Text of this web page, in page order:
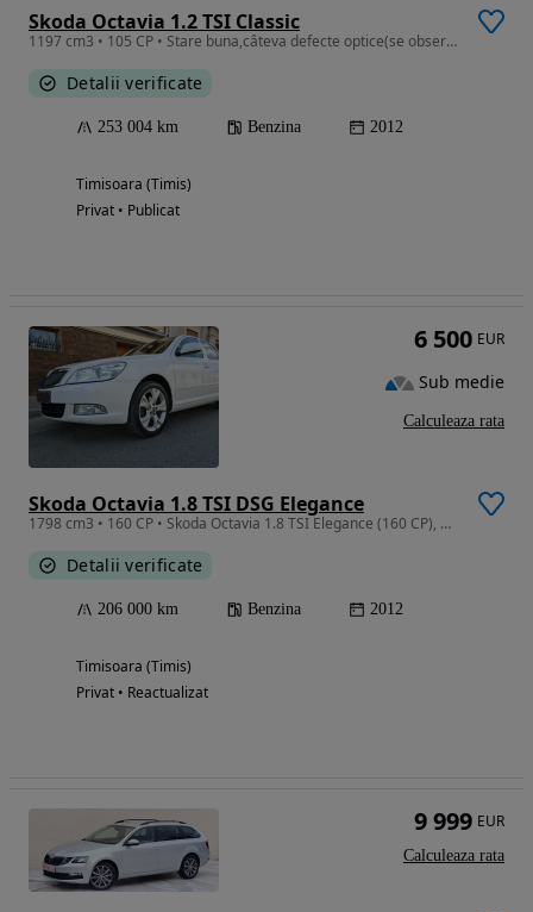
Skoda Octavia 1.2 TSI Classic
1197 cm3 • 105 CP • Stare buna,câteva defecte optice(se observă în poze),fara accidente
Detalii verificate
253 004 km Benzina 2012
Timisoara (Timis)
Privat • Publicat
Skoda Octavia 1.8 TSI DSG Elegance
1798 cm3 • 160 CP • Skoda Octavia 1.8 TSI Elegance (160 CP), DSG 7
Detalii verificate
206 000 km Benzina 2012
Timisoara (Timis)
Privat • Reactualizat
6 500 EUR
Sub medie
Calculeaza rata
9 999 EUR
Calculeaza rata